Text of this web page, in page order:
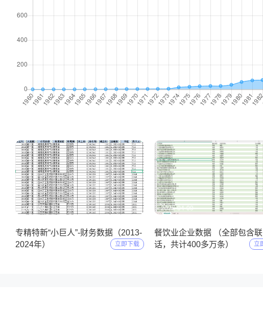
2025-05-11
专精特新“小巨人”-财务数据（2013-
2024年）
立即下载
2025-04-09
餐饮业企业数据 （全部包含
话，共计400多万条）
立